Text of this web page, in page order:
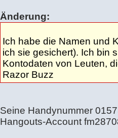
Änderung:
Ich habe die Namen und
ich sie gesichert). Ich bin
Kontodaten von Leuten,
Razor Buzz
Seine Handynummer
Hangouts-Account